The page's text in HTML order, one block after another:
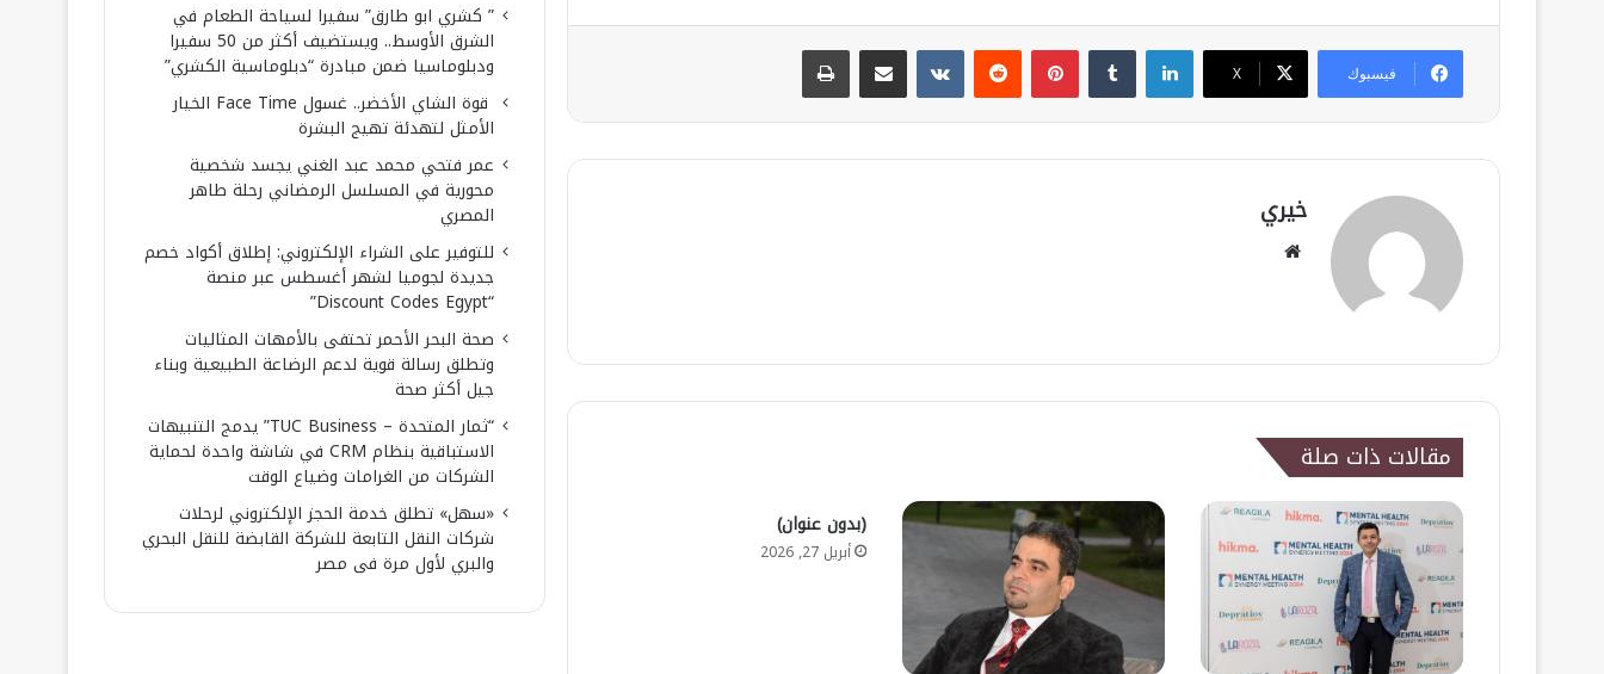
فيسبوك ‫X
لينكدإن بينتيريست مشاركة عبر البريد طباعة
خيري
مقالات ذات صلة
(بدون عنوان)
أبريل 27, 2026
” كشري ابو طارق” سفيرا لسياحة الطعام في
الشرق الأوسط.. ويستضيف أكثر من 50 سفيرا
ودبلوماسيا ضمن مبادرة “دبلوماسية الكشري”
قوة الشاي الأخضر.. غسول Face Time الخيار
الأمثل لتهدئة تهيج البشرة
عمر فتحي محمد عبد الغني يجسد شخصية
محورية في المسلسل الرمضاني رحلة طاهر
المصري
للتوفير على الشراء الإلكتروني: إطلاق أكواد خصم
جديدة لجوميا لشهر أغسطس عبر منصة
“Discount Codes Egypt”
صحة البحر الأحمر تحتفى بالأمهات المثاليات
وتطلق رسالة قوية لدعم الرضاعة الطبيعية وبناء
جيل أكثر صحة
“ثمار المتحدة – TUC Business” يدمج التنبيهات
الاستباقية بنظام CRM في شاشة واحدة لحماية
الشركات من الغرامات وضياع الوقت
«سهل» تطلق خدمة الحجز الإلكتروني لرحلات
شركات النقل التابعة للشركة القابضة للنقل البحري
والبري لأول مرة فى مصر